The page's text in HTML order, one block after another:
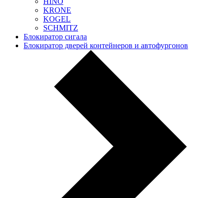
KRONE
KOGEL
SCHMITZ
Блокиратор сигала
Блокиратор дверей контейнеров и автофургонов